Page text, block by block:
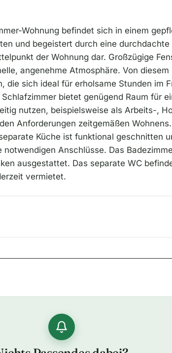
Wohnung befindet sich in einem
und begeistert durch eine durchdachte
der Wohnung dar. Großzügige
angenehme Atmosphäre. Von
die sich ideal für erholsame Stunden im
bietet genügend Raum für
nutzen, beispielsweise als Arbeits-,
Anforderungen zeitgemäßen
Küche ist funktional geschnitten
Anschlüsse. Das
ausgestattet. Das separate WC
vermietet.